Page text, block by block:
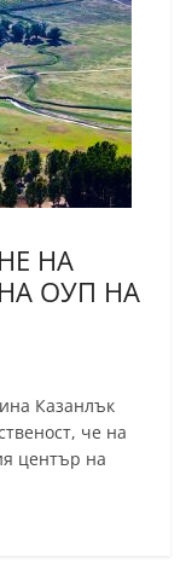
НА
ОУП НА
Казанлък
че на
център на